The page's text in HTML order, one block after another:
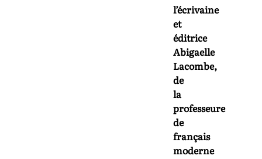
l’écrivaine
et
éditrice
Abigaelle
Lacombe,
de
la
professeure
de
français
moderne